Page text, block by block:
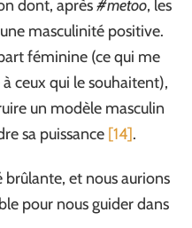
dont, après#metoo, les
masculinité positive.
féminine (ce qui me
ceux qui le souhaitent),
un modèle masculin
sa puissance [14].
brûlante, et nous aurions
pour nous guider dans